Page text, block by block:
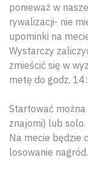
ponieważ w
rywalizacji- nie
upominki na
Wystarczy
zmieścić się w
metę do godz.
Startować
znajomi) lub solo.
Na mecie będzie
losowanie nagród.